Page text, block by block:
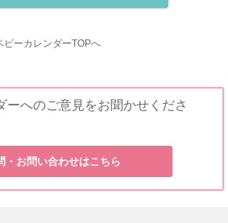
ビーカレンダーTOPへ
ーへのご意見をお聞かせくださ
・お問い合わせはこちら